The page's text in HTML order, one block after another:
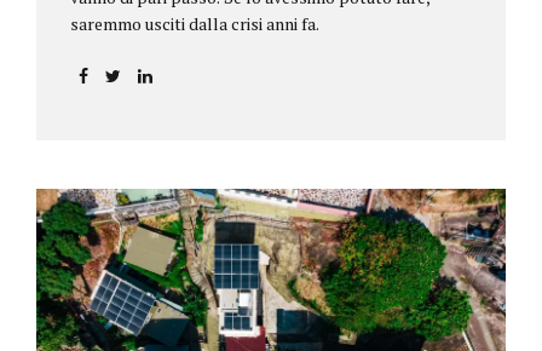
saremmo usciti dalla crisi anni fa.